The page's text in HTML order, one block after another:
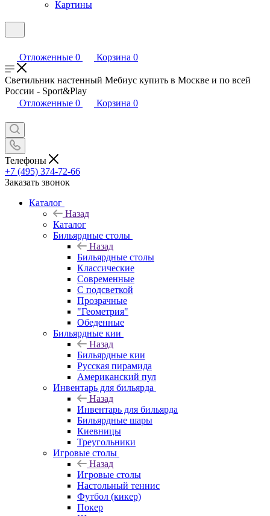
Картины
Отложенные 0 Корзина 0
Светильник настенный Мебиус купить в Москве и по всей
России - Sport&Play
Отложенные 0 Корзина 0
Телефоны
+7 (495) 374-72-66
Заказать звонок
Каталог
Назад
Каталог
Бильярдные столы
Назад
Бильярдные столы
Классические
Современные
С подсветкой
Прозрачные
"Геометрия"
Обеденные
Бильярдные кии
Назад
Бильярдные кии
Русская пирамида
Американский пул
Инвентарь для бильярда
Назад
Инвентарь для бильярда
Бильярдные шары
Киевницы
Треугольники
Игровые столы
Назад
Игровые столы
Настольный теннис
Футбол (кикер)
Покер